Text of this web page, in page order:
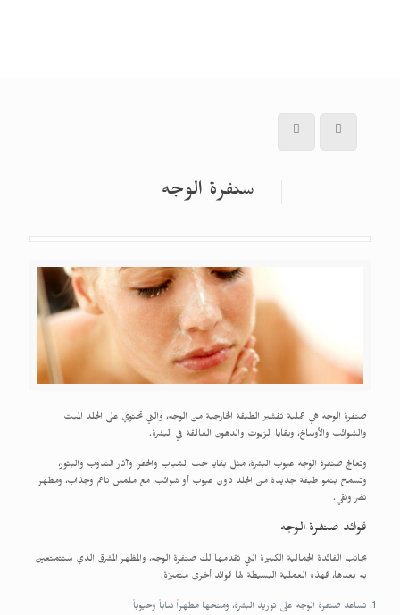
سنفرة الوجه
صنفرة الوجه هي عملية تقشير الطبقة الخارجية من الوجه، والتي تحتوي على الجلد الميت
والشوائب والأوساخ، وبقايا الزيوت والدهون العالقة في البشرة.
وتعالج صنفرة الوجه عيوب البشرة، مثل بقايا حب الشباب والحفر، وآثار الندوب والبثور،
وتسمح بنمو طبقة جديدة من الجلد دون عيوب أو شوائب، مع ملمس ناعم وجذاب، ومظهر
نضر ونقي.
فوائد صنفرة الوجه
بجانب الفائدة الجمالية الكبيرة التي تقدمها لك صنفرة الوجه، والمظهر المشرق الذي ستتمتعين
به بعدها، فهذه العملية البسيطة لها فوائد أخرى متميزة.
تساعد صنفرة الوجه على توريد البشرة، ومنحها مظهراً شاباً وحيوياً